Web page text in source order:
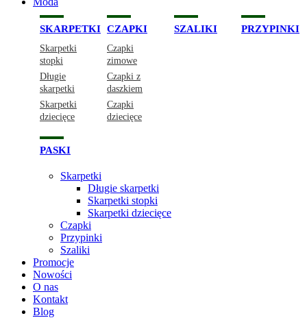
SKARPETKI
Skarpetki
stopki
Długie
skarpetki
Skarpetki
dziecięce
CZAPKI
Czapki
zimowe
Czapki z
daszkiem
Czapki
dziecięce
SZALIKI PRZYPINKI
PASKI
Skarpetki
Długie skarpetki
Skarpetki stopki
Skarpetki dziecięce
Czapki
Przypinki
Szaliki
Promocje
Nowości
O nas
Kontakt
Blog